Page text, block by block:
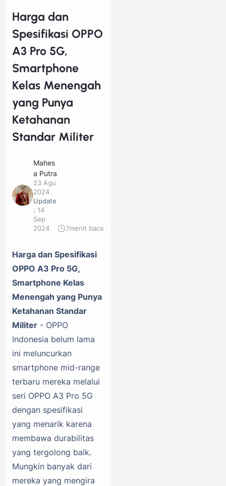
Harga dan
Spesifikasi OPPO
A3 Pro 5G,
Smartphone
Kelas Menengah
yang Punya
Ketahanan
Standar Militer
Mahes
a Putra
23 Agu
2024
Update
: 14
Sep
2024
7menit baca
Harga dan Spesifikasi
OPPO A3 Pro 5G,
Smartphone Kelas
Menengah yang Punya
Ketahanan Standar
Militer - OPPO
Indonesia belum lama
ini meluncurkan
smartphone mid-range
terbaru mereka melalui
seri OPPO A3 Pro 5G
dengan spesifikasi
yang menarik karena
membawa durabilitas
yang tergolong baik.
Mungkin banyak dari
mereka yang mengira